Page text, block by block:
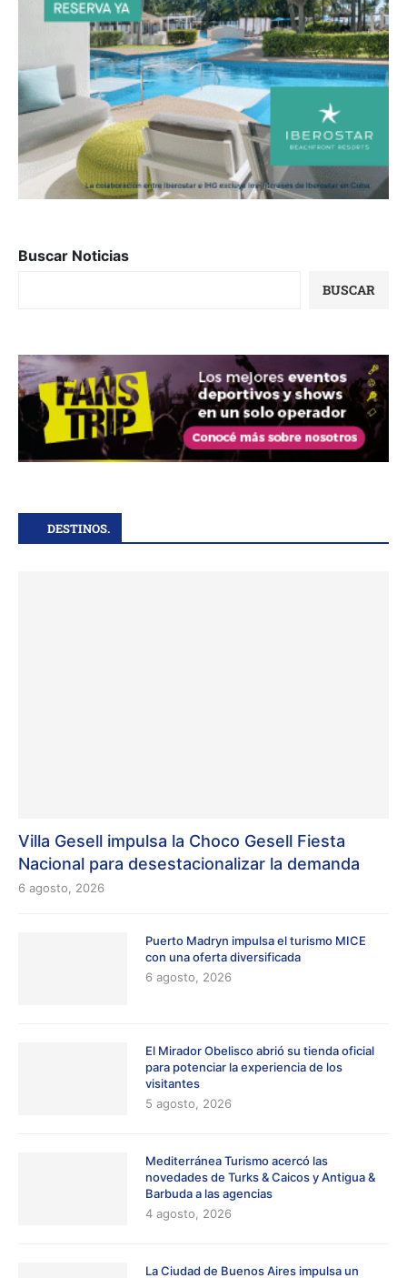
Buscar Noticias
BUSCAR
DESTINOS.
Villa Gesell impulsa la Choco Gesell Fiesta
Nacional para desestacionalizar la demanda
6 agosto, 2026
Puerto Madryn impulsa el turismo MICE
con una oferta diversificada
6 agosto, 2026
El Mirador Obelisco abrió su tienda oficial
para potenciar la experiencia de los
visitantes
5 agosto, 2026
Mediterránea Turismo acercó las
novedades de Turks & Caicos y Antigua &
Barbuda a las agencias
4 agosto, 2026
La Ciudad de Buenos Aires impulsa un